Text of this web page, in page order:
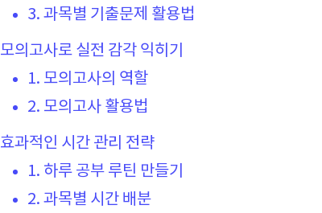
3. 과목별 기출문제 활용법
모의고사로 실전 감각 익히기
1. 모의고사의 역할
2. 모의고사 활용법
효과적인 시간 관리 전략
1. 하루 공부 루틴 만들기
2. 과목별 시간 배분